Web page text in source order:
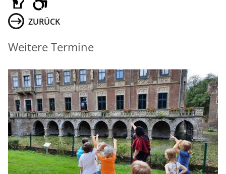
ZURÜCK
Weitere Termine